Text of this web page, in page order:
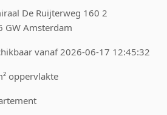
De Ruijterweg 160 2
GW Amsterdam
vanaf 2026-06-17 12:45:32
oppervlakte